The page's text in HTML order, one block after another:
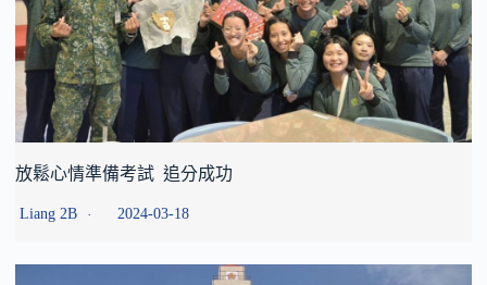
放鬆心情準備考試 追分成功
Liang 2B 2024-03-18